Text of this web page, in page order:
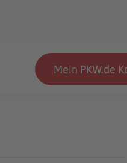
Mein PKW.de